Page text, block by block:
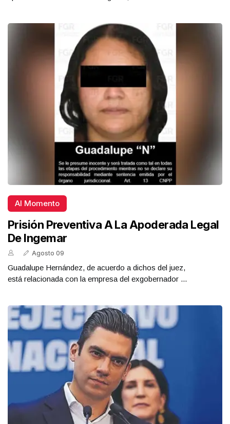
Al Momento
Prisión Preventiva A La Apoderada Legal
De Ingemar
Agosto 09
Guadalupe Hernández, de acuerdo a dichos del juez,
está relacionada con la empresa del exgobernador ...